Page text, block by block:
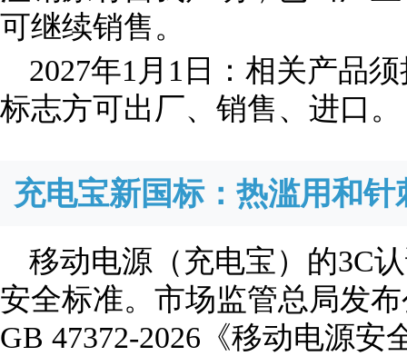
可继续销售。
2027年1月1日：相关产品
标志方可出厂、销售、进口。
充电宝新国标：热滥用和
移动电源（充电宝）的3C
安全标准。市场监管总局发
GB 47372-2026《移动电源